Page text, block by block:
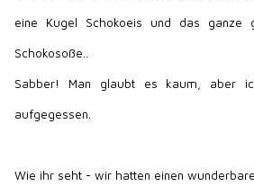
eine Kugel Schokoeis und das ganze
Schokosoße..
Sabber! Man glaubt es kaum, aber
aufgegessen.
Wie ihr seht - wir hatten einen